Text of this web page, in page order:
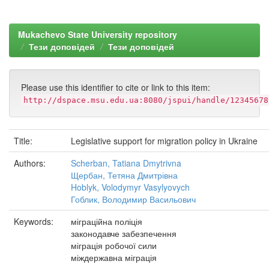
Mukachevo State University repository
Тези доповідей
Тези доповідей
Please use this identifier to cite or link to this item:
http://dspace.msu.edu.ua:8080/jspui/handle/
Title:
Legislative support for migration policy in Ukraine
Authors:
Scherban, Tatiana Dmytrivna
Щербан, Тетяна Дмитрівна
Hoblyk, Volodymyr Vasylyovych
Гоблик, Володимир Васильович
Keywords:
міграційна поліція
законодавче забезпечення
міграція робочої сили
міждержавна міграція